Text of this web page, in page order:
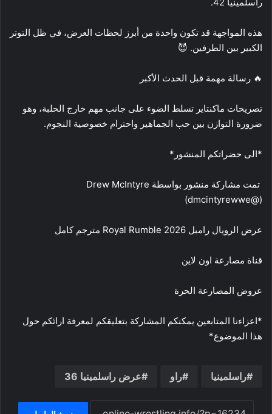
هذه المواجهة قد تكون واحدة من أبرز لحظات العرض، في ظل التوتر
الكبير بين الطرفين. 😈
🔥 رسالة مهمة قبل الحدث الأكبر
تصريحات ماكنتاير تسلط الضوء على جانب مهم خارج الحلبة، وهو
ضرورة التوازن بين حب الجماهير واحترام خصوصية النجوم.
*الى حضراتكم المنشور*
(@‏‎dmcintyrewwe‎‏) ‎‏
عرض الرويال رامبل 2026 Royal Rumble مترجم كامل
قناة مصارعة اون لاين
عروض المصارعة الحرة
*اعزاءنا المتابعين يمكنكم المشاركة بتعليقكم لمعرفة ارائكم حول
هذا الموضوع*
راسلمينيا راو عرض راسلمينيا 36